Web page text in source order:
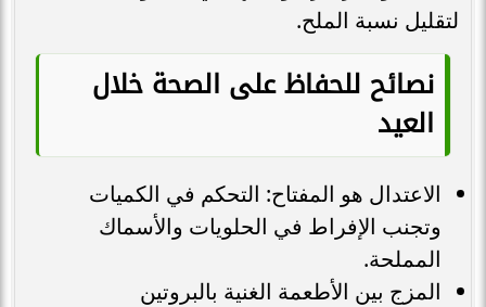
لتقليل نسبة الملح.
نصائح للحفاظ على الصحة خلال
العيد
الاعتدال هو المفتاح: التحكم في الكميات
وتجنب الإفراط في الحلويات والأسماك
المملحة.
المزج بين الأطعمة الغنية بالبروتين